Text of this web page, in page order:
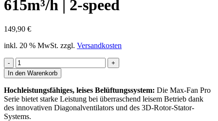
615m³/h | 2-speed
149,90 €
inkl. 20 % MwSt. zzgl. Versandkosten
CAN
MAX-
Fan
Pro
160mm
615m³/h
|
In den Warenkorb
Hochleistungsfähiges, leises Belüftungssystem: Die Max-Fan Pro
Serie bietet starke Leistung bei überraschend leisem Betrieb dank
des innovativen Diagonalventilators und des 3D-Rotor-Stator-
Systems.